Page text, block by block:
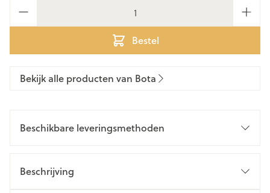
Bestel
Bekijk alle producten van Bota
Beschikbare leveringsmethoden
Beschrijving